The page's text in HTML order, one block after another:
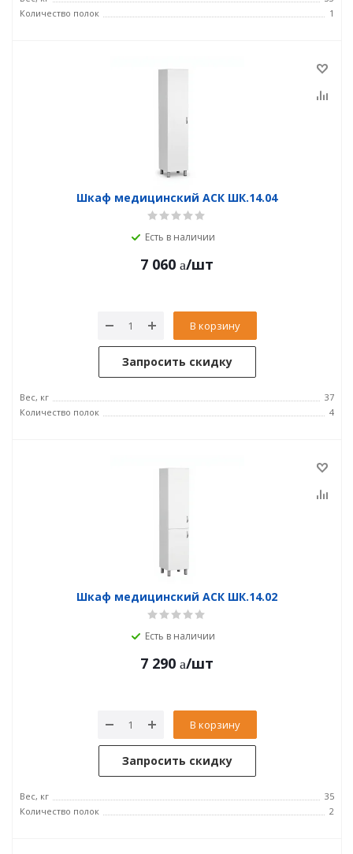
Количество полок
1
Шкаф медицинский АСК ШК.14.04
Есть в наличии
7 060 /шт
В корзину
Запросить скидку
Вес, кг
37
Количество полок
4
Шкаф медицинский АСК ШК.14.02
Есть в наличии
7 290 /шт
В корзину
Запросить скидку
Вес, кг
35
Количество полок
2